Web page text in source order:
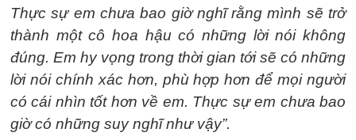
Thực sự em chưa bao giờ nghĩ rằng mình sẽ trở
thành một cô hoa hậu có những lời nói không
đúng. Em hy vọng trong thời gian tới sẽ có những
lời nói chính xác hơn, phù hợp hơn để mọi người
có cái nhìn tốt hơn về em. Thực sự em chưa bao
giờ có những suy nghĩ như vậy”.